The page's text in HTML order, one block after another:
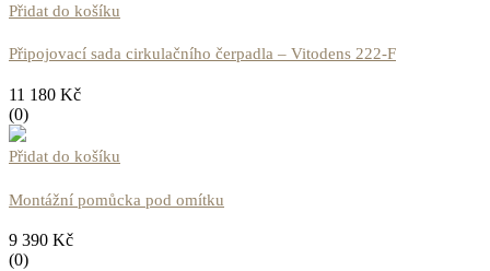
Přidat do košíku
Připojovací sada cirkulačního čerpadla – Vitodens 222-F
11 180 Kč
(0)
Přidat do košíku
Montážní pomůcka pod omítku
9 390 Kč
(0)